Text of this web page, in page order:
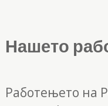
Нашето
Работењето на